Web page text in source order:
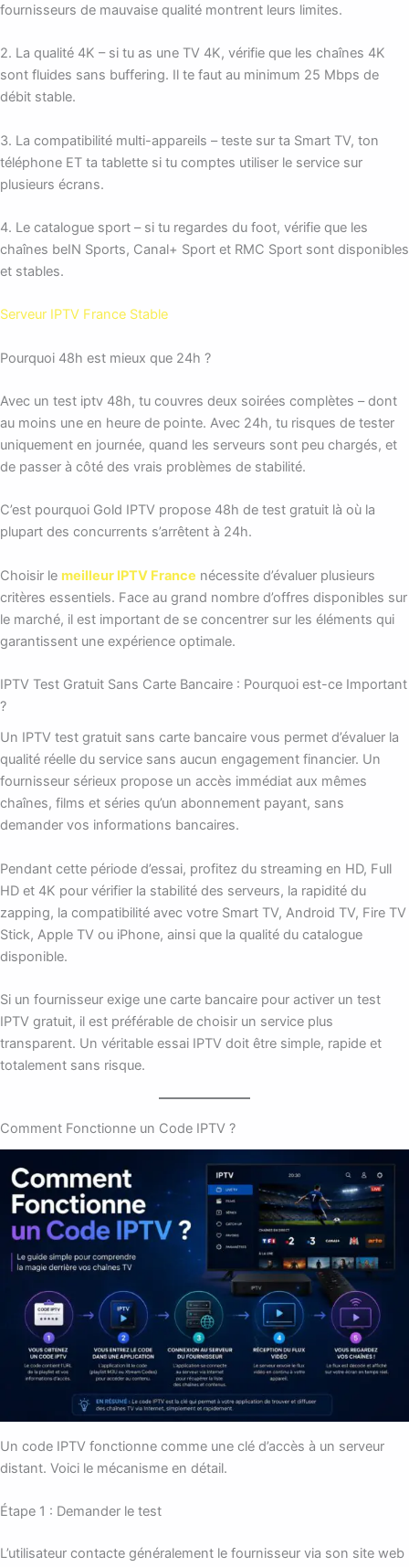
fournisseurs de mauvaise qualité montrent leurs limites.
2. La qualité 4K – si tu as une TV 4K, vérifie que les chaînes 4K
sont fluides sans buffering. Il te faut au minimum 25 Mbps de
débit stable.
3. La compatibilité multi-appareils – teste sur ta Smart TV, ton
téléphone ET ta tablette si tu comptes utiliser le service sur
plusieurs écrans.
4. Le catalogue sport – si tu regardes du foot, vérifie que les
chaînes beIN Sports, Canal+ Sport et RMC Sport sont disponibles
et stables.
Serveur IPTV France Stable
Pourquoi 48h est mieux que 24h ?
Avec un test iptv 48h, tu couvres deux soirées complètes – dont
au moins une en heure de pointe. Avec 24h, tu risques de tester
uniquement en journée, quand les serveurs sont peu chargés, et
de passer à côté des vrais problèmes de stabilité.
C’est pourquoi Gold IPTV propose 48h de test gratuit là où la
plupart des concurrents s’arrêtent à 24h.
Choisir le meilleur IPTV France nécessite d’évaluer plusieurs
critères essentiels. Face au grand nombre d’offres disponibles sur
le marché, il est important de se concentrer sur les éléments qui
garantissent une expérience optimale.
IPTV Test Gratuit Sans Carte Bancaire : Pourquoi est-ce Important
?
Un IPTV test gratuit sans carte bancaire vous permet d’évaluer la
qualité réelle du service sans aucun engagement financier. Un
fournisseur sérieux propose un accès immédiat aux mêmes
chaînes, films et séries qu’un abonnement payant, sans
demander vos informations bancaires.
Pendant cette période d’essai, profitez du streaming en HD, Full
HD et 4K pour vérifier la stabilité des serveurs, la rapidité du
zapping, la compatibilité avec votre Smart TV, Android TV, Fire TV
Stick, Apple TV ou iPhone, ainsi que la qualité du catalogue
disponible.
Si un fournisseur exige une carte bancaire pour activer un test
IPTV gratuit, il est préférable de choisir un service plus
transparent. Un véritable essai IPTV doit être simple, rapide et
totalement sans risque.
Comment Fonctionne un Code IPTV ?
Un code IPTV fonctionne comme une clé d’accès à un serveur
distant. Voici le mécanisme en détail.
Étape 1 : Demander le test
L’utilisateur contacte généralement le fournisseur via son site web